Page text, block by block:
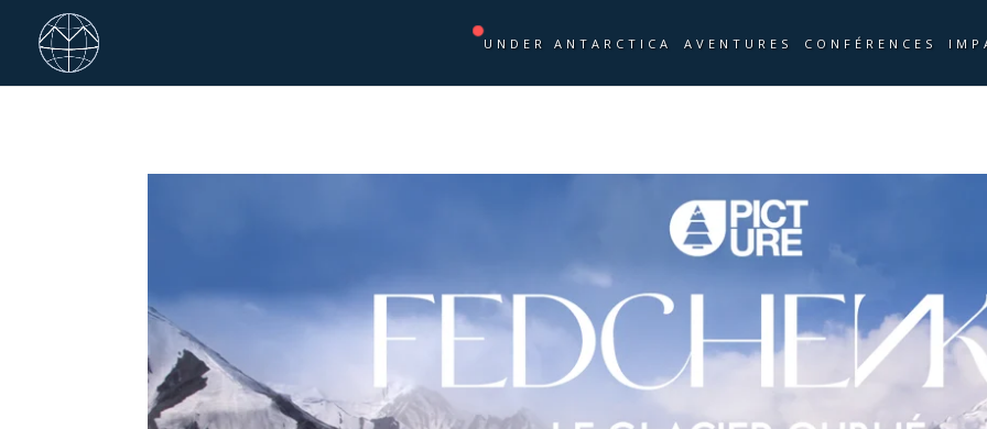
UNDER ANTARCTICA AVENTURES CONFÉRENCES